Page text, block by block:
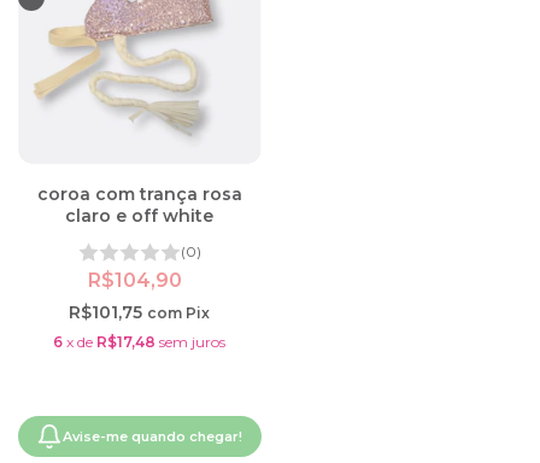
coroa com trança rosa
claro e off white
(0)
R$104,90
R$101,75 com Pix
6 xde R$17,48 sem juros
Avise-me quando chegar!